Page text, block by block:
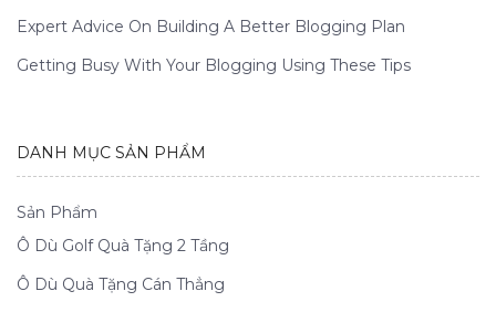
Expert Advice On Building A Better Blogging Plan
Getting Busy With Your Blogging Using These Tips
DANH MỤC SẢN PHẨM
Sản Phẩm
Ô Dù Golf Quà Tặng 2 Tầng
Ô Dù Quà Tặng Cán Thẳng